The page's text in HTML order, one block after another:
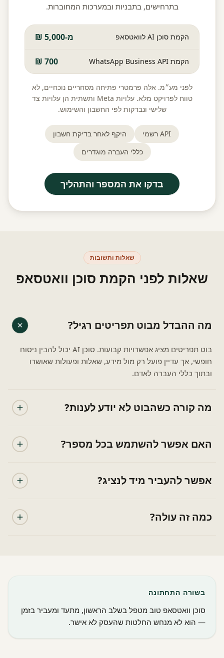
בתרחישים, בתבניות ובמערכות המחוברות.
הקמת סוכן AI לוואטסאפ מ-5,000 ₪
הקמת WhatsApp Business API 700 ₪
לפני מע״מ. אלה פרמטרי פתיחה מסחריים נוכחיים, לא
טווח לפרויקט מלא. עלויות Meta ותשתית הן עלויות צד
שלישי ונבדקות לפי החשבון והשימוש.
API רשמי
היקף לאחר בדיקת חשבון
כללי העברה מוגדרים
בדקו את המספר והתהליך
שאלות ותשובות
שאלות לפני הקמת סוכן וואטסאפ
מה ההבדל מבוט תפריטים רגיל?
בוט תפריטים מציג אפשרויות קבועות. סוכן AI יכול להבין ניסוח
חופשי, אך עדיין פועל רק מול מידע, שאלות ופעולות שאושרו
ובתוך כללי העברה לאדם.
מה קורה כשהבוט לא יודע לענות?
האם אפשר להשתמש בכל מספר?
אפשר להעביר מיד לנציג?
כמה זה עולה?
בשורה התחתונה
סוכן וואטסאפ טוב מטפל בשלב הראשון, מתעד ומעביר בזמן
— הוא לא מנחש החלטות שהעסק לא אישר.